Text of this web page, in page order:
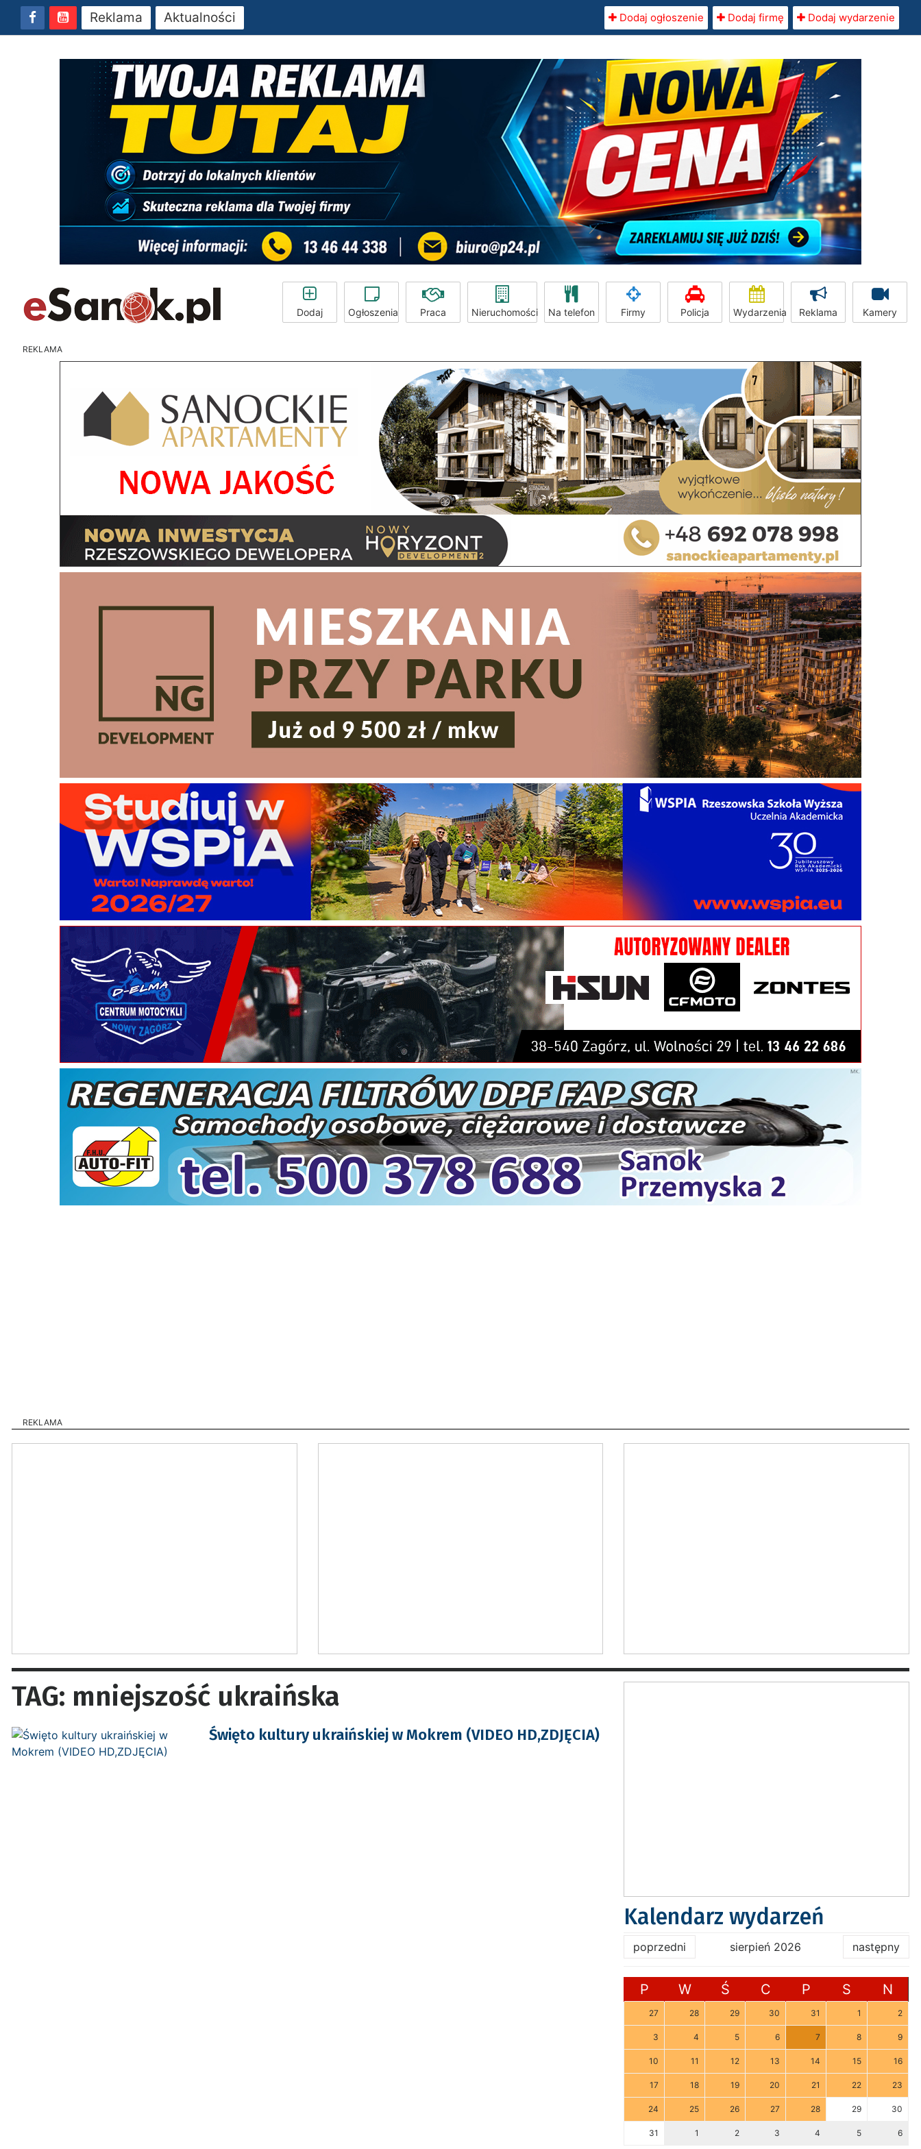
Reklama Aktualności Dodaj ogłoszenie Dodaj firmę Dodaj wydarzenie
Dodaj Ogłoszenia Praca Nieruchomości Na telefon Firmy Policja Wydarzenia Reklama Kamery
REKLAMA
REKLAMA
TAG: mniejszość ukraińska
Święto kultury ukraińskiej w Mokrem (VIDEO HD,ZDJĘCIA)
Kalendarz wydarzeń
poprzedni sierpień 2026 następny
P W Ś C P S N
27 28 29 30 31 1 2
3 4 5 6 7 8 9
10 11 12 13 14 15 16
17 18 19 20 21 22 23
24 25 26 27 28 29 30
31 1 2 3 4 5 6